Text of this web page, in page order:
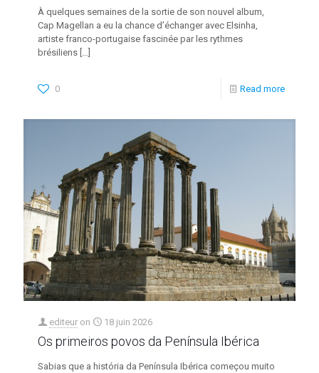
À quelques semaines de la sortie de son nouvel album,
Cap Magellan a eu la chance d’échanger avec Elsinha,
artiste franco-portugaise fascinée par les rythmes
brésiliens
0 Read more
editeur on 18 juin 2026
Os primeiros povos da Península Ibérica
Sabias que a história da Península Ibérica começou muito